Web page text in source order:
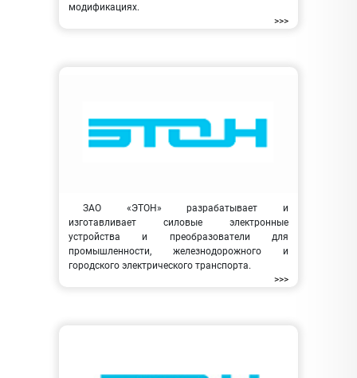
модификациях.
>>>
ЗАО «ЭТОН» разрабатывает и
изготавливает силовые электронные
устройства и преобразователи для
промышленности, железнодорожного и
городского электрического транспорта.
>>>